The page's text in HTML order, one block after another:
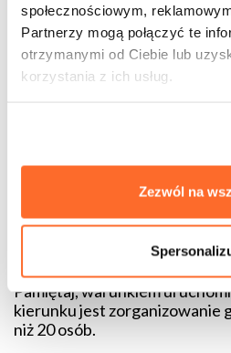
społecznościowym,
Partnerzy mogą połączyć te
otrzymanymi od Ciebie lub
korzystania z ich usług.
Zezwól na
Zniżka dla absolwentów
Zasady rekrutacji
Jak zapisać się na studia
Pamiętaj, warunkiem
kierunku jest zorganizowanie
niż 20 osób.